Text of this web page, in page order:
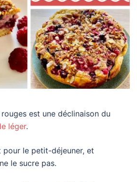
est une déclinaison du
léger.
pour le petit-déjeuner, et
le sucre pas.